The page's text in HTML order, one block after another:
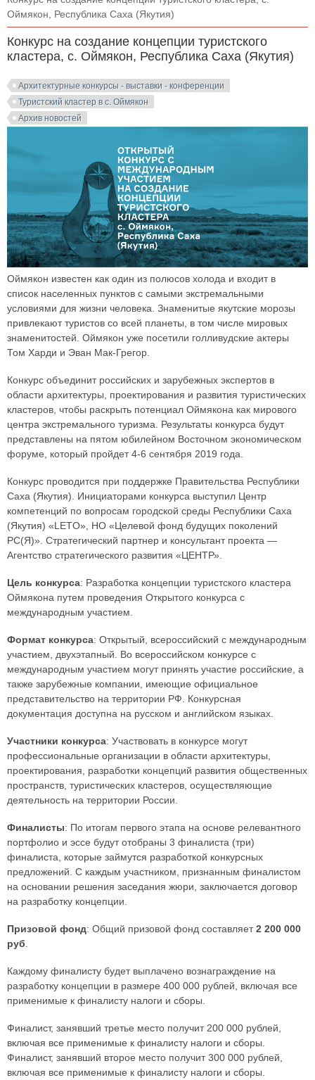
Оймякон, Республика Саха (Якутия)
Конкурс на создание концепции туристского
кластера, с. Оймякон, Республика Саха (Якутия)
Архитектурные конкурсы - выставки - конференции
Туристский кластер в с. Оймякон
Архив новостей
Оймякон известен как один из полюсов холода и входит в
список населенных пунктов с самыми экстремальными
условиями для жизни человека. Знаменитые якутские морозы
привлекают туристов со всей планеты, в том числе мировых
знаменитостей. Оймякон уже посетили голливудские актеры
Том Харди и Эван Мак-Грегор.
Конкурс объединит российских и зарубежных экспертов в
области архитектуры, проектирования и развития туристических
кластеров, чтобы раскрыть потенциал Оймякона как мирового
центра экстремального туризма. Результаты конкурса будут
представлены на пятом юбилейном Восточном экономическом
форуме, который пройдет 4-6 сентября 2019 года.
Конкурс проводится при поддержке Правительства Республики
Саха (Якутия). Инициаторами конкурса выступил Центр
компетенций по вопросам городской среды Республики Саха
(Якутия) «LETO», НО «Целевой фонд будущих поколений
РС(Я)». Стратегический партнер и консультант проекта —
Агентство стратегического развития «ЦЕНТР».
Цель конкурса: Разработка концепции туристского кластера
Оймякона путем проведения Открытого конкурса с
международным участием.
Формат конкурса: Открытый, всероссийский с международным
участием, двухэтапный. Во всероссийском конкурсе с
международным участием могут принять участие российские, а
также зарубежные компании, имеющие официальное
представительство на территории РФ. Конкурсная
документация доступна на русском и английском языках.
Участники конкурса: Участвовать в конкурсе могут
профессиональные организации в области архитектуры,
проектирования, разработки концепций развития общественных
пространств, туристических кластеров, осуществляющие
деятельность на территории России.
Финалисты: По итогам первого этапа на основе релевантного
портфолио и эссе будут отобраны 3 финалиста (три)
финалиста, которые займутся разработкой конкурсных
предложений. С каждым участником, признанным финалистом
на основании решения заседания жюри, заключается договор
на разработку концепции.
Призовой фонд: Общий призовой фонд составляет2 200 000
руб
Каждому финалисту будет выплачено вознаграждение на
разработку концепции в размере 400 000 рублей, включая все
применимые к финалисту налоги и сборы.
Финалист, занявший третье место получит 200 000 рублей,
включая все применимые к финалисту налоги и сборы.
Финалист, занявший второе место получит 300 000 рублей,
включая все применимые к финалисту налоги и сборы.